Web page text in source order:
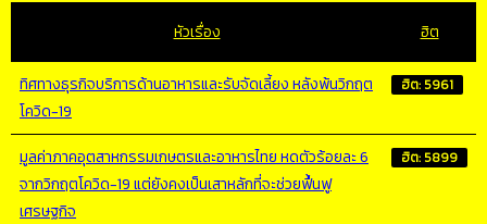
หัวเรื่อง ฮิต
ทิศทางธุรกิจบริการด้านอาหารและรับจัดเลี้ยง หลังพ้นวิกฤต
โควิด-19
ฮิต: 5961
มูลค่าภาคอุตสาหกรรมเกษตรและอาหารไทย หดตัวร้อยละ 6
จากวิกฤตโควิด-19 แต่ยังคงเป็นเสาหลักที่จะช่วยฟื้นฟู
เศรษฐกิจ
ฮิต: 5899